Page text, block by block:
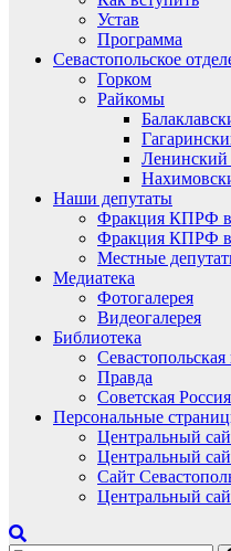
Устав
Программа
Севастопольское
Горком
Райкомы
Наши депутаты
Фракция КПРФ в
Фракция КПРФ в
Местные
Медиатека
Фотогалерея
Видеогалерея
Библиотека
Севастопольская
Правда
Советская Россия
Персональные
Центральный
Центральный
Сайт
Центральный